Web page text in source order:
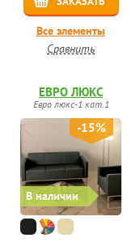
Все элементы
Сравнить
В наличии
-15%
ЕВРО ЛЮКС
Евро люкс-1 кат.1